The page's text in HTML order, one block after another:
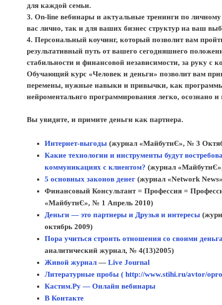
для каждой семьи.
3. On-line вебинары и актуальные тренинги по
вас лично, так и для ваших бизнес структур на ваш
4. Персональный коучинг, который позволит вам
результативный путь от вашего сегодняшнего
стабильности и финансовой независимости, за руку с
Обучающий курс «Человек и деньги» позволит вам
перемены, нужные навыки и привычки, как
нейроментальнго программирования легко, осознано и
Вы увидите, и примите деньги как партнера.
Интернет-выгоды(журнал «МайбутнЄ», № 3
Какие технологии и инструменты будут
коммуникациях с клиентом?(журнал
5 основных законов денег (журнал «Network
Финансовый Консультант = Профессия =
«МайбутнЄ», № 1 Апрель 2010)
Деньги — это партнеры и Друзья и интересы
октябрь 2009)
Пора учиться строить отношения со своими
аналитический журнал, № 4(13)2005)
Живой журнал —Live Journal
Литературные пробы ( http://www.stihi.ru/avtor/
Кастим.Ру — Онлайн вебинары
В Контакте